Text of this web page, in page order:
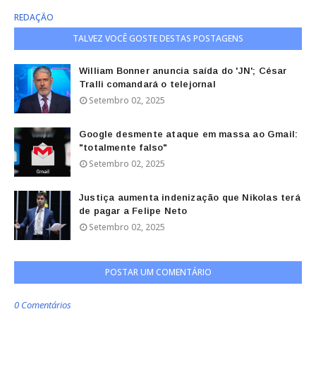
REDAÇÃO
TALVEZ VOCÊ GOSTE DESTAS POSTAGENS
William Bonner anuncia saída do 'JN'; César
Tralli comandará o telejornal
Setembro 02, 2025
Google desmente ataque em massa ao Gmail:
"totalmente falso"
Setembro 02, 2025
Justiça aumenta indenização que Nikolas terá
de pagar a Felipe Neto
Setembro 02, 2025
POSTAR UM COMENTÁRIO
0 Comentários